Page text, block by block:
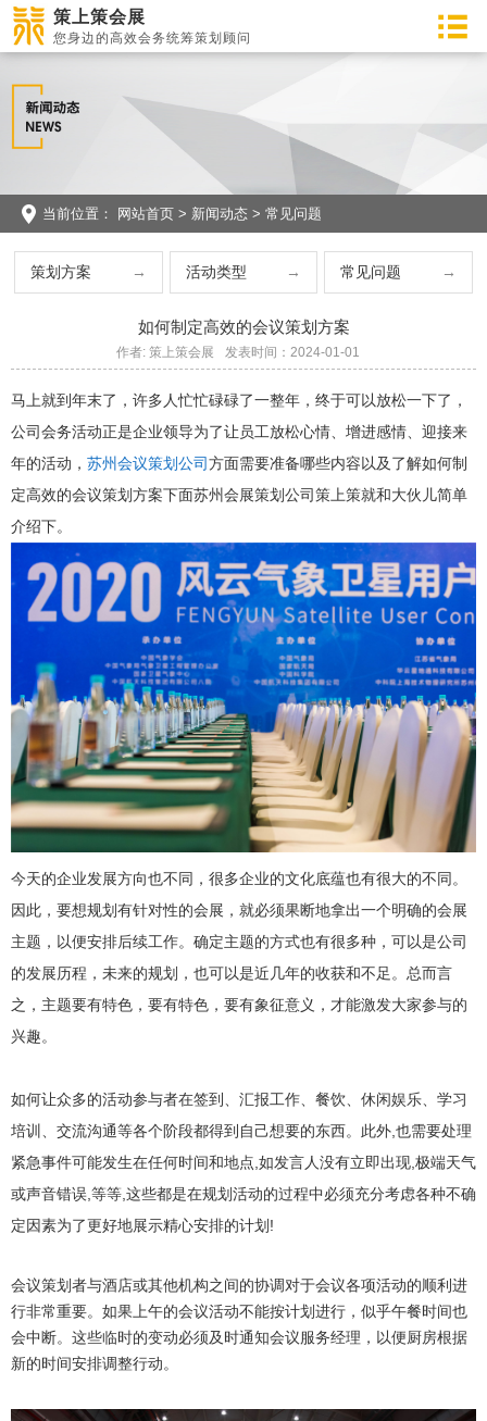
策上策会展
您身边的高效会务统筹策划顾问
当前位置： 网站首页 > 新闻动态 > 常见问题
策划方案 活动类型 常见问题
如何制定高效的会议策划方案
作者: 策上策会展 发表时间：2024-01-01
马上就到年末了，许多人忙忙碌碌了一整年，终于可以放松一下了，
公司会务活动正是企业领导为了让员工放松心情、增进感情、迎接来
年的活动， 苏州会议策划公司方面需要准备哪些内容以及了解如何制
定高效的会议策划方案下面苏州会展策划公司策上策就和大伙儿简单
介绍下。
今天的企业发展方向也不同，很多企业的文化底蕴也有很大的不同。
因此，要想规划有针对性的会展，就必须果断地拿出一个明确的会展
主题，以便安排后续工作。确定主题的方式也有很多种，可以是公司
的发展历程，未来的规划，也可以是近几年的收获和不足。总而言
之，主题要有特色，要有特色，要有象征意义，才能激发大家参与的
兴趣。
如何让众多的活动参与者在签到、汇报工作、餐饮、休闲娱乐、学习
培训、交流沟通等各个阶段都得到自己想要的东西。此外,也需要处理
紧急事件可能发生在任何时间和地点,如发言人没有立即出现,极端天气
或声音错误,等等,这些都是在规划活动的过程中必须充分考虑各种不确
定因素为了更好地展示精心安排的计划!
会议策划者与酒店或其他机构之间的协调对于会议各项活动的顺利进
行非常重要。如果上午的会议活动不能按计划进行，似乎午餐时间也
会中断。这些临时的变动必须及时通知会议服务经理，以便厨房根据
新的时间安排调整行动。